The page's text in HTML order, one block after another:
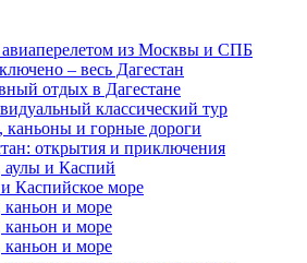
авиаперелетом из Москвы и СПБ
– весь Дагестан
отдых в Дагестане
классический тур
каньоны и горные дороги
открытия и приключения
аулы и Каспий
Каспийское море
каньон и море
каньон и море
каньон и море